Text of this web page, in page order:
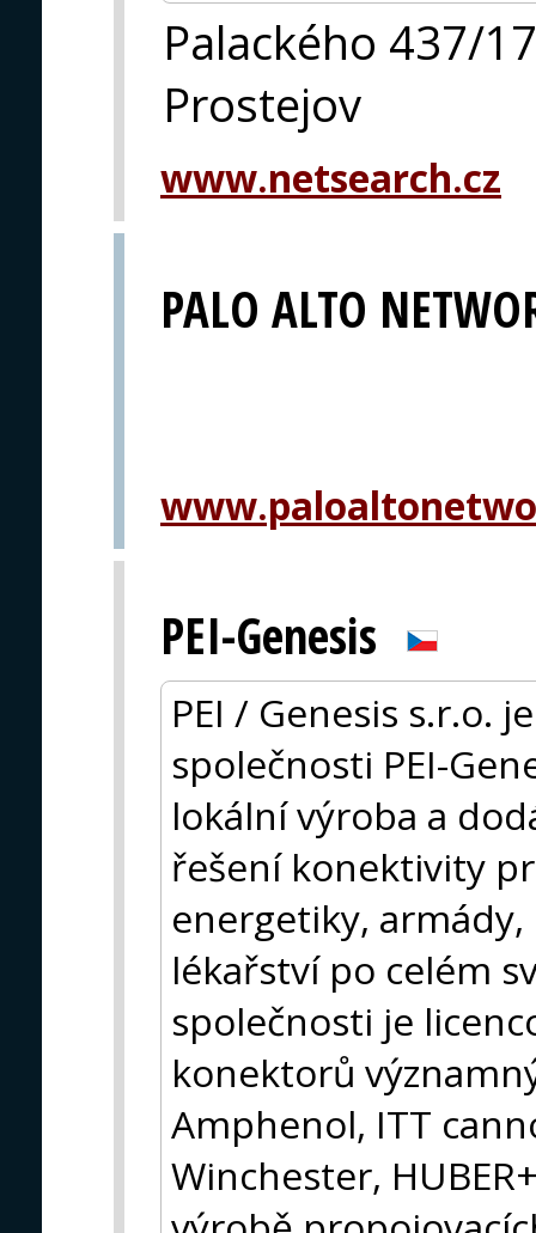
Palackého 437/17
Prostejov
www.netsearch.cz
PALO ALTO
PEI-Genesis
PEI / Genesis s.r.o.
společnosti PEI-
lokální výroba a
řešení konektivity
energetiky,
lékařství po celém
společnosti je
konektorů
Amphenol, ITT
Winchester,